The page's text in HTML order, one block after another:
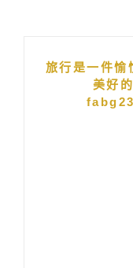
旅行是一件愉
美好